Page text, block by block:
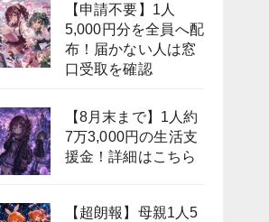
【申請不要】1人
5,000円分を全員へ配
布！届かない人は窓
口受取を確認
【8月末まで】1人約
7万3,000円の生活支
援金！詳細はこちら
【超朗報】母親1人5